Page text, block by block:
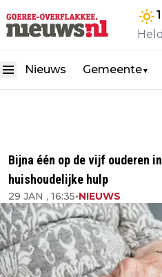
Nieuws Gemeente▼
Bijna één op de vijf ouderen
huishoudelijke hulp
29 JAN , 16:35•NIEUWS